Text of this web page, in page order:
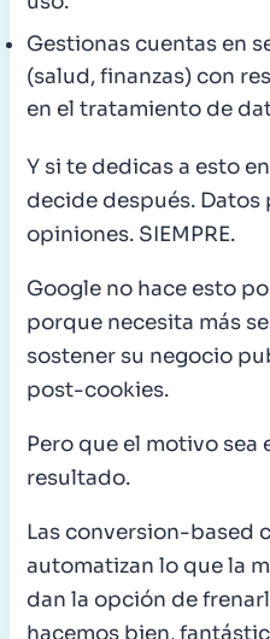
Gestionas cuentas en
(salud, finanzas) con
en el tratamiento de
Y si te dedicas a esto
decide después. Datos
opiniones. SIEMPRE.
Google no hace esto
porque necesita más
sostener su negocio
post-cookies.
Pero que el motivo sea
resultado.
Las conversion-based
automatizan lo que la
dan la opción de
hacemos bien,